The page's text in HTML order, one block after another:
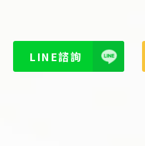
LINE諮詢